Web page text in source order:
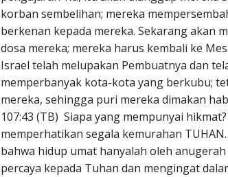
korban sembelihan; mereka
berkenan kepada mereka. Sekarang akan
dosa mereka; mereka harus kembali ke
Israel telah melupakan Pembuatnya dan
memperbanyak kota-kota yang berkubu;
mereka, sehingga puri mereka dimakan
107:43 (TB) Siapa yang mempunyai
memperhatikan segala kemurahan
bahwa hidup umat hanyalah oleh
percaya kepada Tuhan dan mengingat